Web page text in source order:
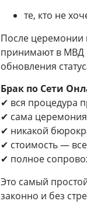
те, кто не
После церемонии
принимают в МВД
обновления
Брак по Сети
✔ вся процедура
✔ сама церемония
✔ никакой
✔ стоимость —
✔ полное
Это самый
законно и без